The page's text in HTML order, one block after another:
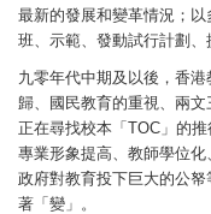
最新的發展和變革情況；
班、示範、發動試行計劃、
九零年代中期及以後，香
歸、國民教育的重視、兩
正在尋找校本「TOC」的
專業形象提高、教師學位
政府對教育投下巨大的公
著「變」。